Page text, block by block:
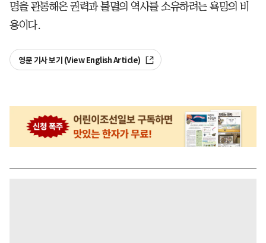
명을 관통해온 권력과 불멸의 역사를 소유하려는 욕망의 비
용이다.
영문 기사 보기 (View English Article)